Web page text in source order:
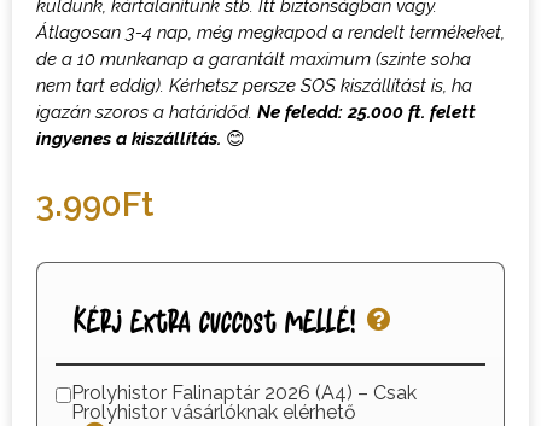
küldünk, kártalanítunk stb. Itt biztonságban vagy.
Átlagosan 3-4 nap, még megkapod a rendelt termékeket,
de a 10 munkanap a garantált maximum (szinte soha
nem tart eddig). Kérhetsz persze SOS kiszállítást is, ha
igazán szoros a határidőd. Ne feledd: 25.000 ft. felett
ingyenes a kiszállítás. 😊
3.990Ft
Kérj extra cuccost mellé!
Prolyhistor Falinaptár 2026 (A4) – Csak
Prolyhistor vásárlóknak elérhető